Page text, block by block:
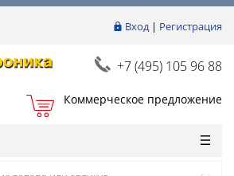
Вход| Регистрация
+7 (495) 105 96 88
Коммерческое предложение